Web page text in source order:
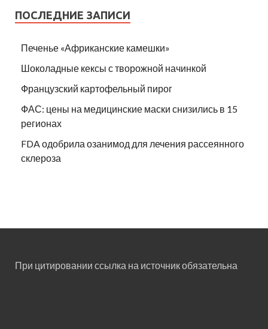
ПОСЛЕДНИЕ ЗАПИСИ
Печенье «Африканские камешки»
Шоколадные кексы с творожной начинкой
Французский картофельный пирог
ФАС: цены на медицинские маски снизились в 15
регионах
FDA одобрила озанимод для лечения рассеянного
склероза
При цитировании ссылка на источник обязательна